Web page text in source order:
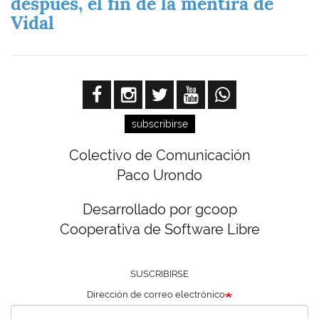
Vidal
subscribirse
Colectivo de Comunicación
Paco Urondo
Desarrollado por gcoop
Cooperativa de Software Libre
SUSCRIBIRSE
Dirección de correo electrónico